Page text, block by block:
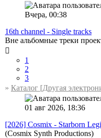
Вчера, 00:38
16th channel - Single tracks
Вне альбомные треки
1
2
3
» Каталог [Другая
01 авг 2026, 18:36
[2026] Cosmix - Starborn
(Cosmix Synth Productions)